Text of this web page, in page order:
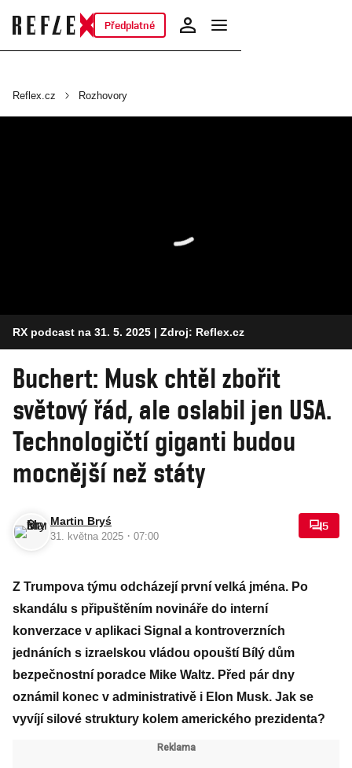
Předplatné
Reflex.cz Rozhovory
RX podcast na 31. 5. 2025 | Zdroj: Reflex.cz
Buchert: Musk chtěl zbořit
světový řád, ale oslabil jen USA.
Technologičtí giganti budou
mocnější než státy
Martin Bryś
31. května 2025 · 07:00
5
Z Trumpova týmu odcházejí první velká jména. Po
skandálu s připuštěním novináře do interní
konverzace v aplikaci Signal a kontroverzních
jednáních s izraelskou vládou opouští Bílý dům
bezpečnostní poradce Mike Waltz. Před pár dny
oznámil konec v administrativě i Elon Musk. Jak se
vyvíjí silové struktury kolem amerického prezidenta?